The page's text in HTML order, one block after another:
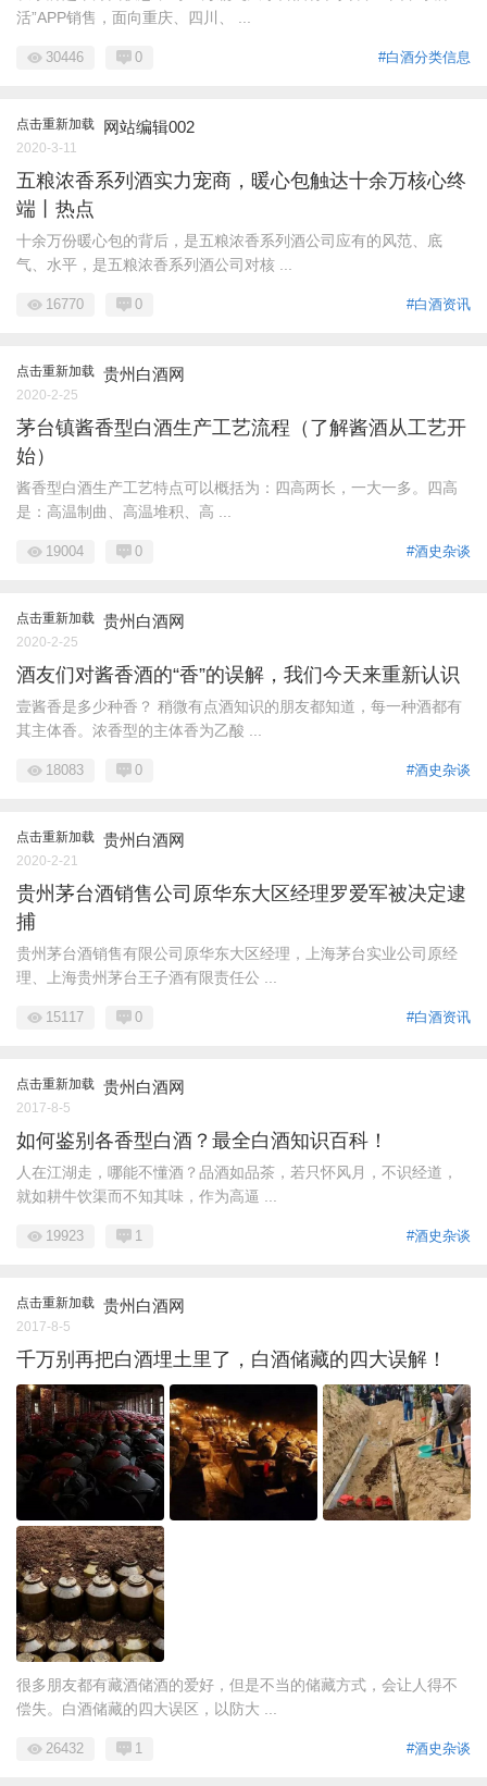
活”APP销售，面向重庆、四川、 ...
#白酒分类信息
30446 0
点击重新加载 网站编辑002
2020-3-11
五粮浓香系列酒实力宠商，暖心包触达十余万核心终
端丨热点
十余万份暖心包的背后，是五粮浓香系列酒公司应有的风范、底
气、水平，是五粮浓香系列酒公司对核 ...
#白酒资讯
16770 0
点击重新加载 贵州白酒网
2020-2-25
茅台镇酱香型白酒生产工艺流程（了解酱酒从工艺开
始）
酱香型白酒生产工艺特点可以概括为：四高两长，一大一多。四高
是：高温制曲、高温堆积、高 ...
#酒史杂谈
19004 0
点击重新加载 贵州白酒网
2020-2-25
酒友们对酱香酒的“香”的误解，我们今天来重新认识
壹酱香是多少种香？ 稍微有点酒知识的朋友都知道，每一种酒都有
其主体香。浓香型的主体香为乙酸 ...
#酒史杂谈
18083 0
点击重新加载 贵州白酒网
2020-2-21
贵州茅台酒销售公司原华东大区经理罗爱军被决定逮
捕
贵州茅台酒销售有限公司原华东大区经理，上海茅台实业公司原经
理、上海贵州茅台王子酒有限责任公 ...
#白酒资讯
15117 0
点击重新加载 贵州白酒网
2017-8-5
如何鉴别各香型白酒？最全白酒知识百科！
人在江湖走，哪能不懂酒？品酒如品茶，若只怀风月，不识经道，
就如耕牛饮渠而不知其味，作为高逼 ...
#酒史杂谈
19923 1
点击重新加载 贵州白酒网
2017-8-5
千万别再把白酒埋土里了，白酒储藏的四大误解！
很多朋友都有藏酒储酒的爱好，但是不当的储藏方式，会让人得不
偿失。白酒储藏的四大误区，以防大 ...
#酒史杂谈
26432 1